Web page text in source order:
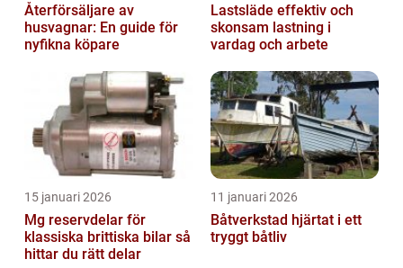
Återförsäljare av
husvagnar: En guide för
nyfikna köpare
Lastsläde effektiv och
skonsam lastning i
vardag och arbete
15 januari 2026
Mg reservdelar för
klassiska brittiska bilar så
hittar du rätt delar
11 januari 2026
Båtverkstad hjärtat i ett
tryggt båtliv